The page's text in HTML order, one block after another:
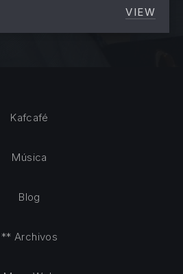
VIEW
LA
Kafcafé
Música
Blog
** Archivos